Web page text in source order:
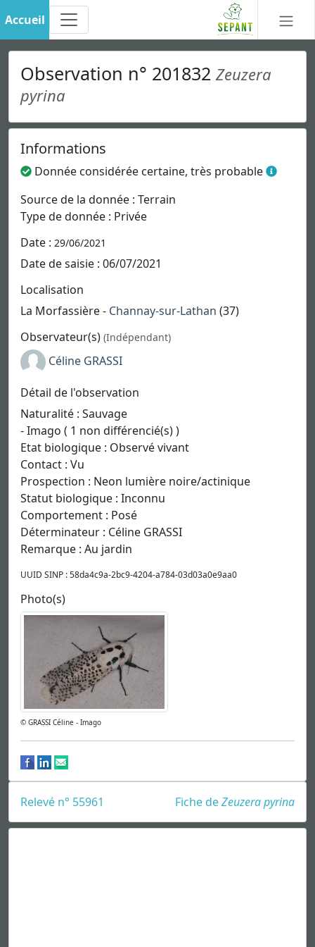
Accueil
Observation n° 201832 Zeuzera
pyrina
Informations
Donnée considérée certaine, très probable
Source de la donnée : Terrain
Type de donnée : Privée
Date : 29/06/2021
Date de saisie : 06/07/2021
Localisation
La Morfassière - Channay-sur-Lathan (37)
Observateur(s) (Indépendant)
Céline GRASSI
Détail de l'observation
Naturalité : Sauvage
- Imago ( 1 non différencié(s) )
Etat biologique : Observé vivant
Contact : Vu
Prospection : Neon lumière noire/actinique
Statut biologique : Inconnu
Comportement : Posé
Déterminateur : Céline GRASSI
Remarque : Au jardin
UUID SINP : 58da4c9a-2bc9-4204-a784-03d03a0e9aa0
Photo(s)
© GRASSI Céline - Imago
Fiche deZeuzera pyrina
Relevé n° 55961